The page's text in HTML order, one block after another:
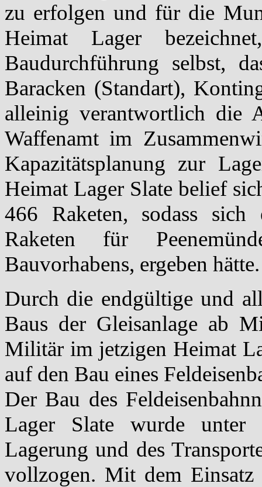
zu erfolgen und für die
Heimat Lager
Baudurchführung selbst,
Baracken (Standart),
alleinig verantwortlich die
Waffenamt im
Kapazitätsplanung zur
Heimat Lager Slate belief
466 Raketen, sodass
Raketen für
Bauvorhabens, ergeben hätte.
Durch die endgültige und
Baus der Gleisanlage ab
Militär im jetzigen Heimat
auf den Bau eines
Der Bau des
Lager Slate wurde unter
Lagerung und des
vollzogen. Mit dem Einsatz